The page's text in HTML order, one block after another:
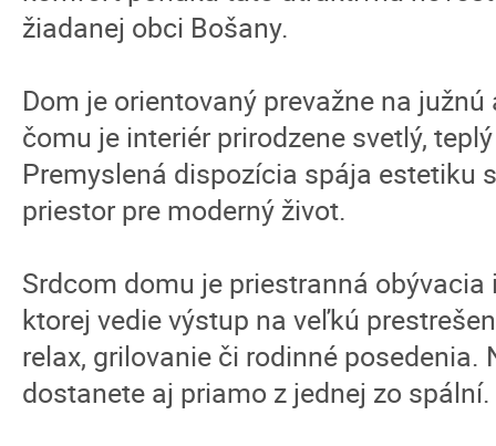
žiadanej obci Bošany.
Dom je orientovaný prevažne na
čomu je interiér prirodzene svetlý,
Premyslená dispozícia spája estetiku
priestor pre moderný život.
Srdcom domu je priestranná
ktorej vedie výstup na veľkú
relax, grilovanie či rodinné posedenia.
dostanete aj priamo z jednej zo spální.